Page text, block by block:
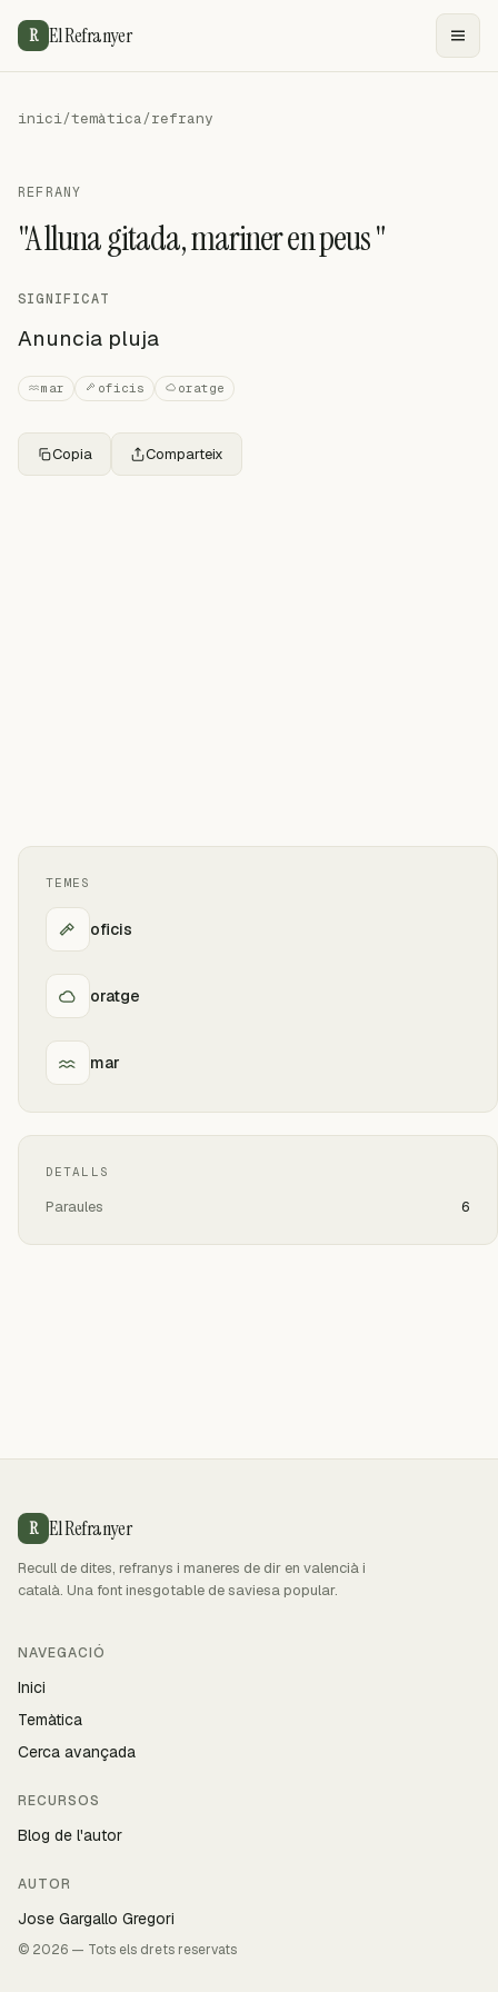
R El Refranyer
inici/temàtica/refrany
REFRANY
"A lluna gitada, mariner en peus "
SIGNIFICAT
Anuncia pluja
mar oficis oratge
Copia Comparteix
TEMES
oficis
oratge
mar
DETALLS
Paraules 6
R El Refranyer
Recull de dites, refranys i maneres de dir en valencià i
català. Una font inesgotable de saviesa popular.
NAVEGACIÓ
Inici
Temàtica
Cerca avançada
RECURSOS
Blog de l'autor
AUTOR
Jose Gargallo Gregori
© 2026 — Tots els drets reservats